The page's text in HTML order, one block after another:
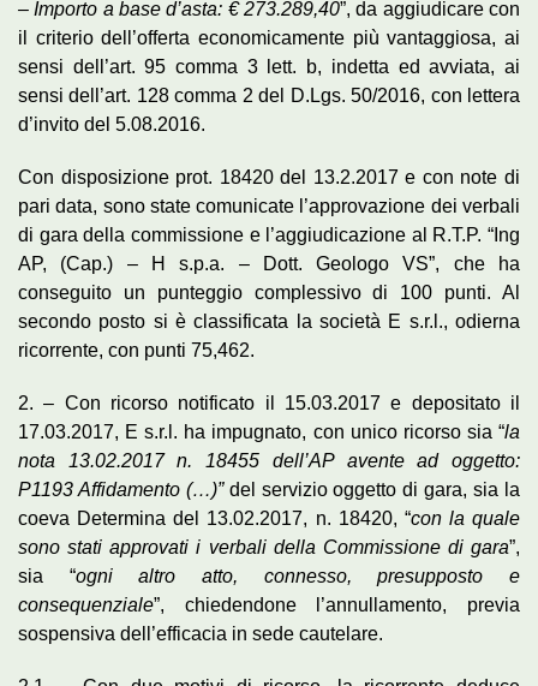
– Importo a base d’asta: € 273.289,40”, da aggiudicare con
il criterio dell’offerta economicamente più vantaggiosa, ai
sensi dell’art. 95 comma 3 lett. b, indetta ed avviata, ai
sensi dell’art. 128 comma 2 del D.Lgs. 50/2016, con lettera
d’invito del 5.08.2016.
Con disposizione prot. 18420 del 13.2.2017 e con note di
pari data, sono state comunicate l’approvazione dei verbali
di gara della commissione e l’aggiudicazione al R.T.P. “Ing
AP, (Cap.) – H s.p.a. – Dott. Geologo VS”, che ha
conseguito un punteggio complessivo di 100 punti. Al
secondo posto si è classificata la società E s.r.l., odierna
ricorrente, con punti 75,462.
2. – Con ricorso notificato il 15.03.2017 e depositato il
17.03.2017, E s.r.l. ha impugnato, con unico ricorso sia “la
nota 13.02.2017 n. 18455 dell’AP avente ad oggetto:
P1193 Affidamento (…)” del servizio oggetto di gara, sia la
coeva Determina del 13.02.2017, n. 18420, “con la quale
sono stati approvati i verbali della Commissione di gara”,
sia “ogni altro atto, connesso, presupposto e
consequenziale”, chiedendone l’annullamento, previa
sospensiva dell’efficacia in sede cautelare.